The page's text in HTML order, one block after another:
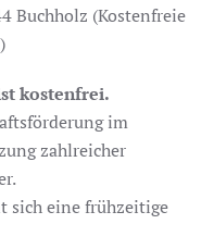
Buchholz (Kostenfreie
kostenfrei.
im
zahlreicher
sich eine frühzeitige